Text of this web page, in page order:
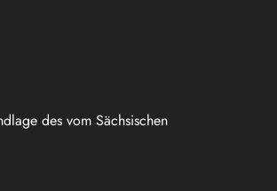
des vom Sächsischen